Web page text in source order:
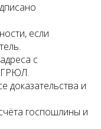
если
с
доказательства и
госпошлины и